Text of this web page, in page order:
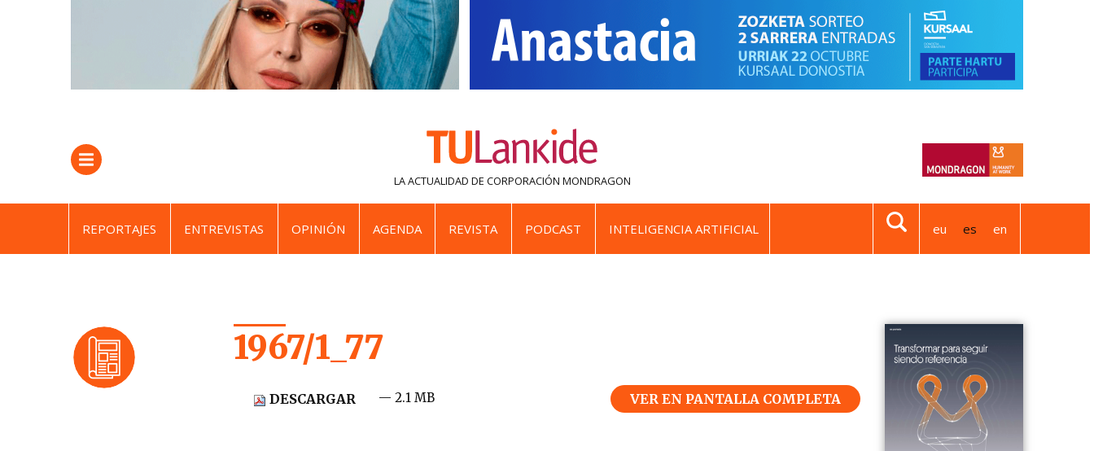
LA ACTUALIDAD DE CORPORACIÓN MONDRAGON
REPORTAJES ENTREVISTAS OPINIÓN AGENDA REVISTA PODCAST INTELIGENCIA ARTIFICIAL eu es en
1967/1_77
DESCARGAR — 2.1 MB VER EN PANTALLA COMPLETA